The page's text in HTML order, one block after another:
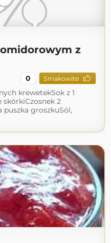
z
0 Smakowite
krewetekSok z 1
2
puszka groszkuSól,